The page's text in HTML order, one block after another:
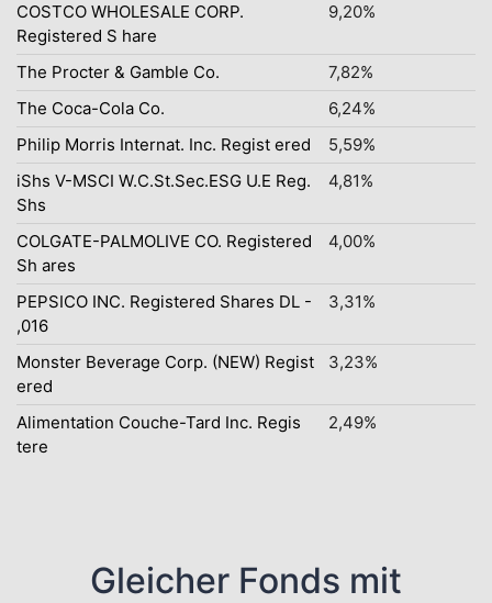
COSTCO WHOLESALE CORP.
Registered S hare
9,20%
The Procter & Gamble Co.
7,82%
The Coca-Cola Co.
6,24%
Philip Morris Internat. Inc. Regist ered
5,59%
iShs V-MSCI W.C.St.Sec.ESG U.E Reg.
Shs
4,81%
COLGATE-PALMOLIVE CO. Registered
Sh ares
4,00%
PEPSICO INC. Registered Shares DL -
,016
3,31%
Monster Beverage Corp. (NEW) Regist
ered
3,23%
Alimentation Couche-Tard Inc. Regis
tere
2,49%
Gleicher Fonds mit